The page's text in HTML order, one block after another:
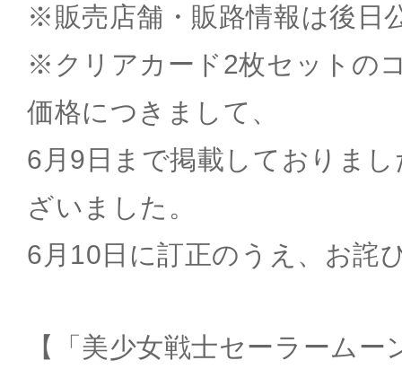
※販売店舗・販路情報は後日
※クリアカード2枚セットの
価格につきまして、
6月9日まで掲載しておりま
ざいました。
6月10日に訂正のうえ、お詫
【「美少女戦士セーラーム